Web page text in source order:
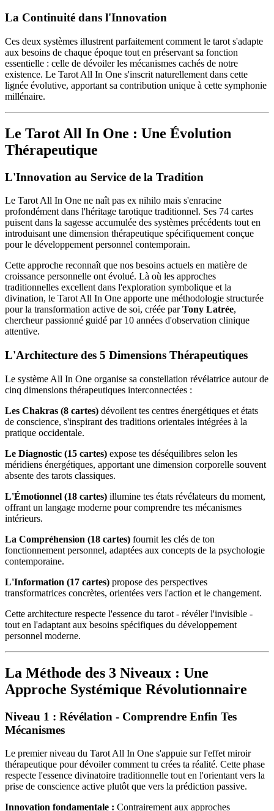
La Continuité dans l'Innovation
Ces deux systèmes illustrent parfaitement comment le tarot s'adapte
aux besoins de chaque époque tout en préservant sa fonction
essentielle : celle de dévoiler les mécanismes cachés de notre
existence. Le Tarot All In One s'inscrit naturellement dans cette
lignée évolutive, apportant sa contribution unique à cette symphonie
millénaire.
Le Tarot All In One : Une Évolution
Thérapeutique
L'Innovation au Service de la Tradition
Le Tarot All In One ne naît pas ex nihilo mais s'enracine
profondément dans l'héritage tarotique traditionnel. Ses 74 cartes
puisent dans la sagesse accumulée des systèmes précédents tout en
introduisant une dimension thérapeutique spécifiquement conçue
pour le développement personnel contemporain.
Cette approche reconnaît que nos besoins actuels en matière de
croissance personnelle ont évolué. Là où les approches
traditionnelles excellent dans l'exploration symbolique et la
divination, le Tarot All In One apporte une méthodologie structurée
pour la transformation active de soi, créée parTony Latrée,
chercheur passionné guidé par 10 années d'observation clinique
attentive.
L'Architecture des 5 Dimensions Thérapeutiques
Le système All In One organise sa constellation révélatrice autour de
cinq dimensions thérapeutiques interconnectées :
Les Chakras (8 cartes) dévoilent tes centres énergétiques et états
de conscience, s'inspirant des traditions orientales intégrées à la
pratique occidentale.
Le Diagnostic (15 cartes) expose tes déséquilibres selon les
méridiens énergétiques, apportant une dimension corporelle souvent
absente des tarots classiques.
L'Émotionnel (18 cartes) illumine tes états révélateurs du moment,
offrant un langage moderne pour comprendre tes mécanismes
intérieurs.
La Compréhension (18 cartes) fournit les clés de ton
fonctionnement personnel, adaptées aux concepts de la psychologie
contemporaine.
L'Information (17 cartes) propose des perspectives
transformatrices concrètes, orientées vers l'action et le changement.
Cette architecture respecte l'essence du tarot - révéler l'invisible -
tout en l'adaptant aux besoins spécifiques du développement
personnel moderne.
La Méthode des 3 Niveaux : Une
Approche Systémique Révolutionnaire
Niveau 1 : Révélation - Comprendre Enfin Tes
Mécanismes
Le premier niveau du Tarot All In One s'appuie sur l'effet miroir
thérapeutique pour dévoiler comment tu crées ta réalité. Cette phase
respecte l'essence divinatoire traditionnelle tout en l'orientant vers la
prise de conscience active plutôt que vers la prédiction passive.
Innovation fondamentale : Contrairement aux approches